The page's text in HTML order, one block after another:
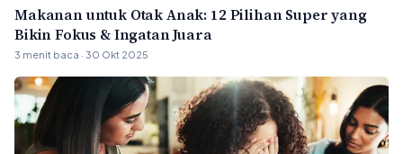
Makanan untuk Otak Anak: 12 Pilihan Super yang
Bikin Fokus & Ingatan Juara
3 menit baca · 30 Okt 2025